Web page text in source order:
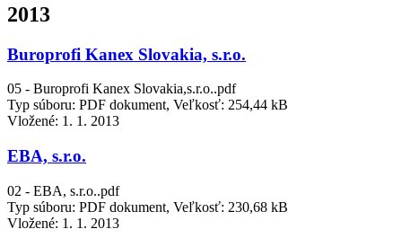
2013
Buroprofi Kanex Slovakia, s.r.o.
05 - Buroprofi Kanex Slovakia,s.r.o..pdf
Typ súboru: PDF dokument, Veľkosť: 254,44 kB
Vložené: 1. 1. 2013
EBA, s.r.o.
02 - EBA, s.r.o..pdf
Typ súboru: PDF dokument, Veľkosť: 230,68 kB
Vložené: 1. 1. 2013